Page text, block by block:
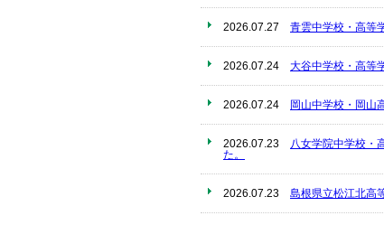
2026.07.27 青雲中学校・高等
2026.07.24 大谷中学校・高等
2026.07.24 岡山中学校・岡山
2026.07.23 八女学院中学校・
た。
2026.07.23 島根県立松江北高